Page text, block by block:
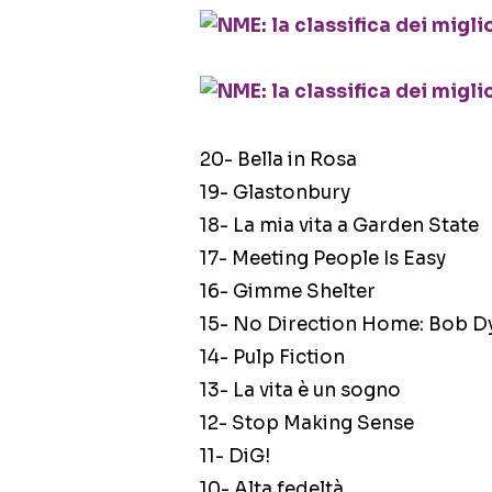
20- Bella in Rosa
19- Glastonbury
18- La mia vita a Garden State
17- Meeting People Is Easy
16- Gimme Shelter
15- No Direction Home: Bob
14- Pulp Fiction
13- La vita è un sogno
12- Stop Making Sense
11- DiG!